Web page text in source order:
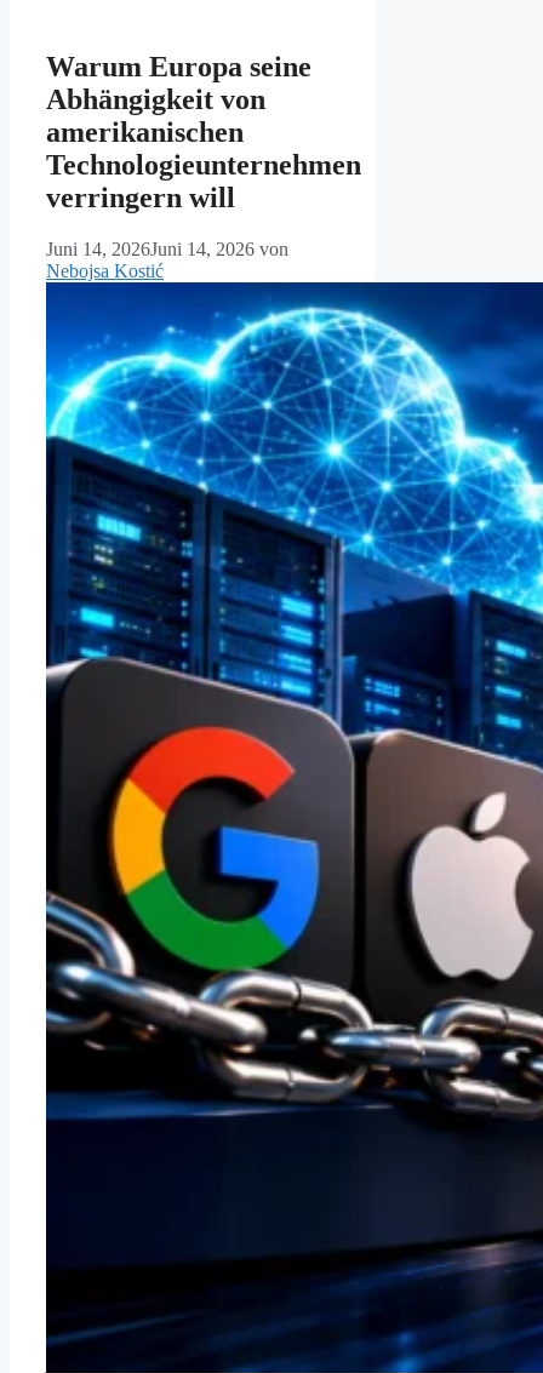
Warum Europa seine
Abhängigkeit von
amerikanischen
Technologieunternehmen
verringern will
Juni 14, 2026Juni 14, 2026 von
Nebojsa Kostić